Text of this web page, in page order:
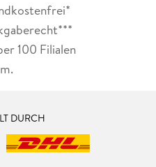
100 Filialen
DURCH